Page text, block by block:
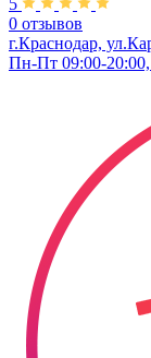
0 отзывов
г.Краснодар,
Пн-Пт 09:00-